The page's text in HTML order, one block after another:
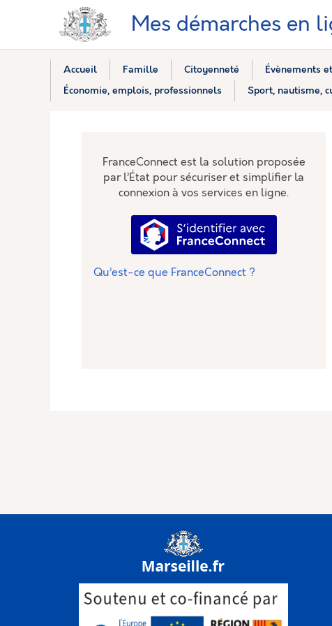
Mes démarches en
Accueil Famille Citoyenneté Évènements
Économie, emplois, professionnels
Sport, nautisme,
FranceConnect est la solution proposée
par l’État pour sécuriser et simplifier la
connexion à vos services en ligne.
S’identifier avec
Qu’est-ce que FranceConnect ?